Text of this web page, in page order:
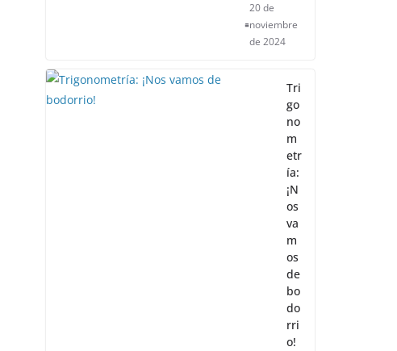
20 de
noviembre
de 2024
Tri
go
no
m
etr
ía:
¡N
os
va
m
os
de
bo
do
rri
o!